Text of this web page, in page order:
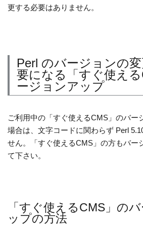
更する必要はありません。
Perl のバージョンの
要になる「すぐ使え
ージョンアップ
ご利用中の「すぐ使えるCMS」のバー
場合は、文字コードに関わらず Perl
せん。「すぐ使えるCMS」の方もバー
て下さい。
「すぐ使えるCMS」の
ップの方法